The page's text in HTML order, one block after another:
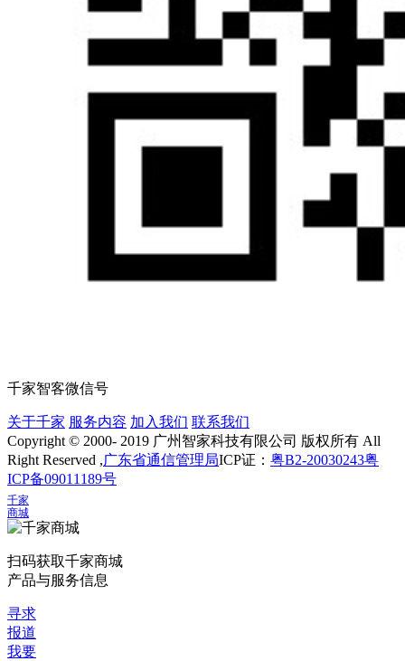
千家智客微信号
关于千家 服务内容 加入我们 联系我们
Copyright © 2000- 2019 广州智家科技有限公司 版权所有 All
Right Reserved ,广东省通信管理局ICP证： 粤B2-20030243粤
ICP备09011189号
千家
商城
扫码获取千家商城
产品与服务信息
寻求
报道
我要